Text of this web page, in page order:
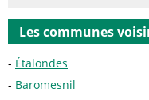
Les communes
Étalondes
Baromesnil